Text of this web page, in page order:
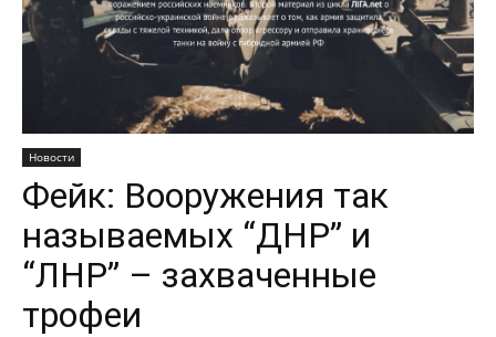
Новости
Фейк: Вооружения так
называемых “ДНР” и
“ЛНР” – захваченные
трофеи